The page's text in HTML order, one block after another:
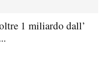
1 miliardo dall’